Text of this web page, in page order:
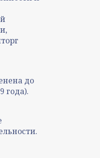
до
года).